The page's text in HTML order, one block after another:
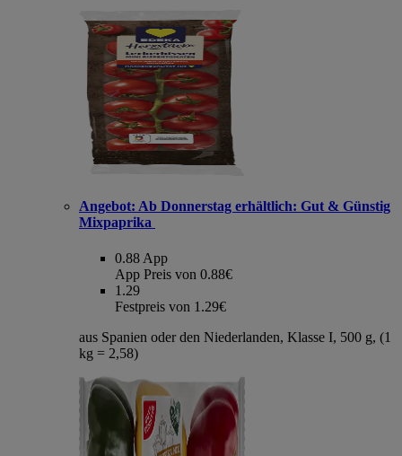
Angebot: Ab Donnerstag erhältlich: Gut & Günstig
Mixpaprika
0.88 App
App Preis von 0.88€
1.29
Festpreis von 1.29€
aus Spanien oder den Niederlanden, Klasse I, 500 g, (1
kg = 2,58)